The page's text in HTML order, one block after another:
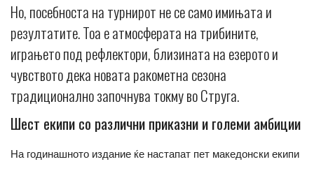
Но, посебноста на турнирот не се само имињата и
резултатите. Тоа е атмосферата на трибините,
играњето под рефлектори, близината на езерото и
чувството дека новата ракометна сезона
традиционално започнува токму во Струга.
Шест екипи со различни приказни и големи амбиции
На годинашното издание ќе настапат пет македонски екипи